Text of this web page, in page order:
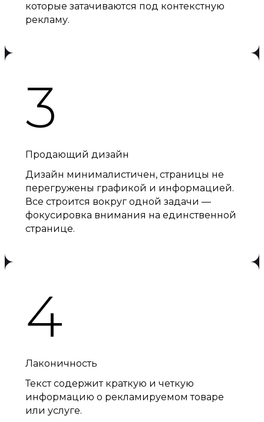
которые затачиваются под контекстную
рекламу.
3
Продающий дизайн
Дизайн минималистичен, страницы не
перегружены графикой и информацией.
Все строится вокруг одной задачи —
фокусировка внимания на единственной
странице.
4
Лаконичность
Текст содержит краткую и четкую
информацию о рекламируемом товаре
или услуге.